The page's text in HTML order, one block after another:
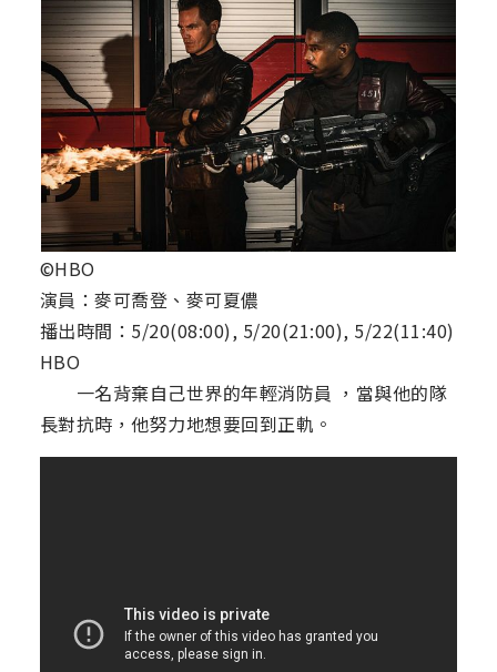
©HBO
演員：麥可喬登、麥可夏儂
播出時間：5/20(08:00), 5/20(21:00), 5/22(11:40)
HBO
一名背棄自己世界的年輕消防員 ，當與他的隊
長對抗時，他努力地想要回到正軌。